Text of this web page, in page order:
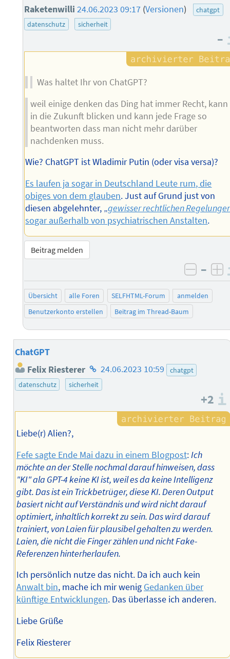
Raketenwilli 24.06.2023 09:17 (Versionen)
chatgpt
datenschutz
sicherheit
–
Was haltet Ihr von ChatGPT?
weil einige denken das Ding hat immer Recht, kann
in die Zukunft blicken und kann jede Frage so
beantworten dass man nicht mehr darüber
nachdenken muss.
Wie? ChatGPT ist Wladimir Putin (oder visa versa)?
Es laufen ja sogar in Deutschland Leute rum, die
obiges von dem glauben. Just auf Grund just von
diesen abgelehnter, „gewisser rechtlichen
sogar außerhalb von psychiatrischen Anstalten.
Beitrag melden
–
Übersicht alle Foren SELFHTML-Forum
anmelden
Benutzerkonto erstellen
Beitrag im Thread-Baum
ChatGPT
Felix Riesterer Homepage
des
24.06.2023 10:59
chatgpt
datenschutz
sicherheit
+2
Liebe(r) Alien?,
Fefe sagte Ende Mai dazu in einem Blogpost:Ich
möchte an der Stelle nochmal darauf hinweisen, dass
"KI" ala GPT-4 keine KI ist, weil es da keine Intelligenz
gibt. Das ist ein Trickbetrüger, diese KI. Deren Output
basiert nicht auf Verständnis und wird nicht darauf
optimiert, inhaltlich korrekt zu sein. Das wird darauf
trainiert, von Laien für plausibel gehalten zu werden.
Laien, die nicht die Finger zählen und nicht Fake-
Referenzen hinterherlaufen.
Ich persönlich nutze das nicht. Da ich auch kein
Anwalt bin, mache ich mir wenig Gedanken über
künftige Entwicklungen. Das überlasse ich anderen.
Liebe Grüße
Felix Riesterer